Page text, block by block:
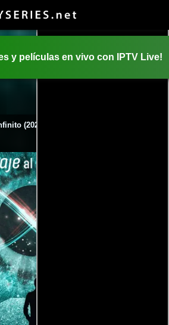
y películas en vivo con IPTV Live!
(2022)